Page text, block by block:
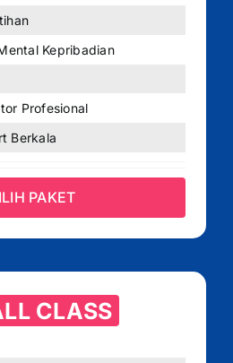
Kepribadian
Profesional
Berkala
PAKET
CLASS